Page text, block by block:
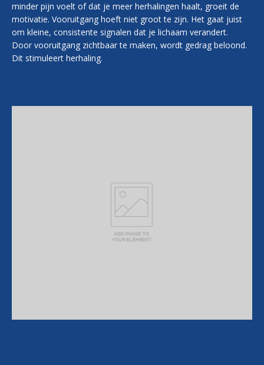
minder pijn voelt of dat je meer herhalingen haalt, groeit de
motivatie. Vooruitgang hoeft niet groot te zijn. Het gaat juist
om kleine, consistente signalen dat je lichaam verandert.
Door vooruitgang zichtbaar te maken, wordt gedrag beloond.
Dit stimuleert herhaling.